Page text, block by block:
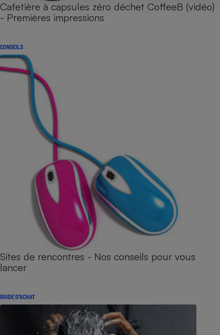
Cafetière à capsules zéro déchet CoffeeB (vidéo)
- Premières impressions
CONSEILS
Sites de rencontres - Nos conseils pour vous
lancer
GUIDE D'ACHAT